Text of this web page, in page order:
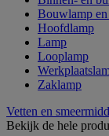
Bouwlamp
Hoofdlamp
Lamp
Looplamp
Zaklamp
Vetten en
Bekijk de hele